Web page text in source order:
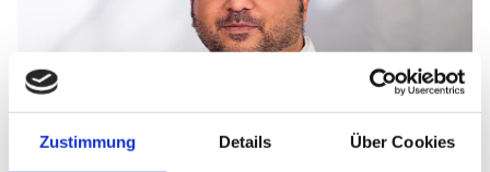
Zustimmung Details Über Cookies